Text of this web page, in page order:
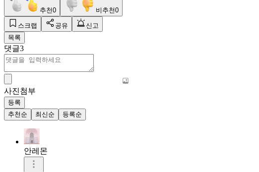
추천0 비추천0
스크랩 공유
신고
목록
댓글3
사진첨부
등록
추천순
최신순 등록순
안레몬